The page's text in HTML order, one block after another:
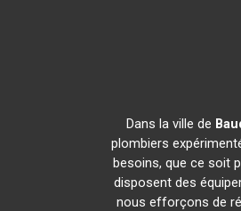
Dans la ville de
plombiers
besoins, que ce soit
disposent des
nous efforçons de